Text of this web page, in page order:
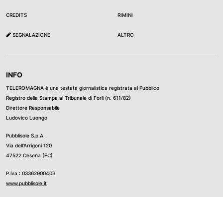
CREDITS
SEGNALAZIONE
RIMINI
ALTRO
INFO
TELEROMAGNA è una testata giornalistica registrata al Pubblico
Registro della Stampa al Tribunale di Forli (n. 611/82)
Direttore Responsabile
Ludovico Luongo
Pubblisole S.p.A.
Via dell’Arrigoni 120
47522 Cesena (FC)
P.iva : 03362900403
www.pubblisole.it